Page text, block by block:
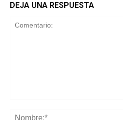
DEJA UNA RESPUESTA